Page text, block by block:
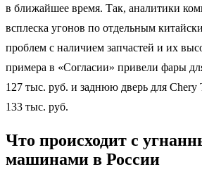
в ближайшее время. Так, аналитики
всплеска угонов по отдельным
проблем с наличием запчастей и их
примера в «Согласии» привели фары
127 тыс. руб. и заднюю дверь для
133 тыс. руб.
Что происходит с
машинами в России